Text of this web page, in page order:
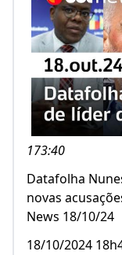
173:40
Datafolha
novas
News 18/10/24
18/10/2024